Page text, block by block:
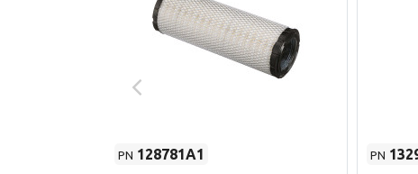
PN 128781A1
PN